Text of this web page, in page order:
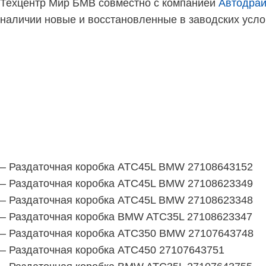
Техцентр Мир БМВ совместно с компанией
наличии новые и восстановленные в заводских
– Раздаточная коробка ATC45L BMW 27108643152
– Раздаточная коробка ATC45L BMW 27108623349
– Раздаточная коробка ATC45L BMW 27108623348
– Раздаточная коробка BMW ATC35L 27108623347
– Раздаточная коробка ATC350 BMW 27107643748
– Раздаточная коробка АТС450 27107643751